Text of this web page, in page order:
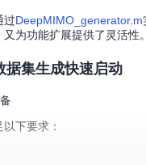
过DeepMIMO_generator.m
为功能扩展提供了灵活性。
据集生成快速启动
下要求：